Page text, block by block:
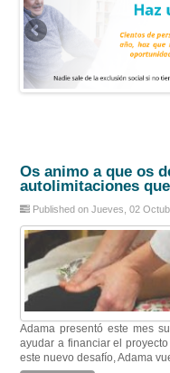
Os animo a que os
autolimitaciones
Published on Jueves, 02
Adama presentó este mes
ayudar a financiar el
este nuevo desafío, Adama